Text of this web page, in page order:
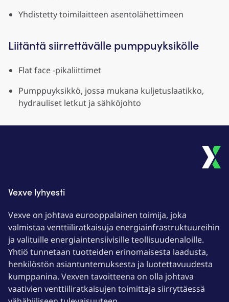
Yhdistetty toimilaitteen asentolähettimeen
Liitäntä siirrettävälle pumppuyksikölle
Flat face -pikaliittimet
Pumppuyksikkö, jossa mukana kuljetuslaatikko,
hydrauliset letkut ja sähköjohto
Vexve lyhyesti
Vexve on johtava eurooppalainen toimija, joka
valmistaa venttiiliratkaisuja energiainfrastruktuureihin
ja valituille energiaintensiivisille teollisuudenaloille.
Yhtiö tunnetaan tuotteiden erinomaisesta laadusta,
henkilöstön asiantuntemuksesta ja luotettavuudesta
kumppanina. Vexven tavoitteena on olla johtava
vaativien venttiiliratkaisujen toimittaja siirryttäessä